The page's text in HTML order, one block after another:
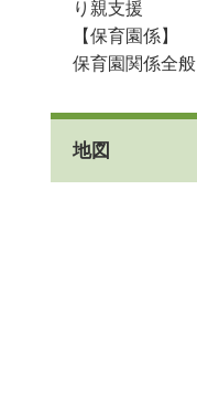
り親支援
【保育園係】
保育園関係全般
地図